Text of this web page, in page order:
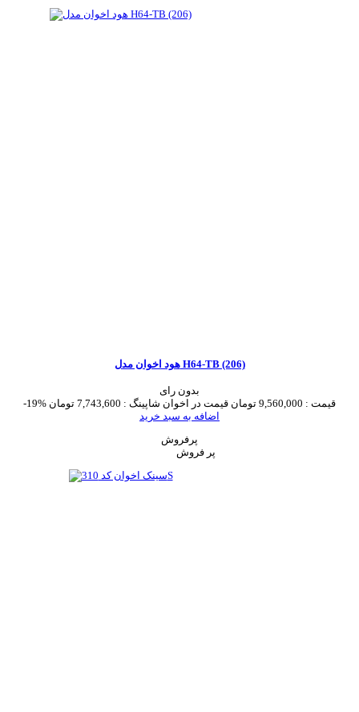
هود اخوان مدل H64-TB (206)
بدون رای
-19%
قیمت : 9,560,000 تومان قیمت در اخوان شاپینگ : 7,743,600 تومان
اضافه به سبد خرید
پرفروش